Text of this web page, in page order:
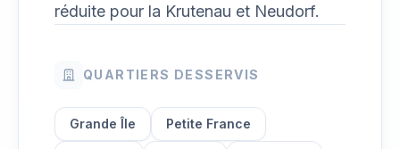
réduite pour la Krutenau et Neudorf.
QUARTIERS DESSERVIS
Grande Île Petite France